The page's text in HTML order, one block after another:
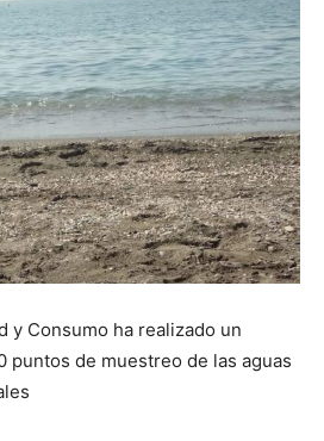
y Consumo ha realizado un
puntos de muestreo de las aguas